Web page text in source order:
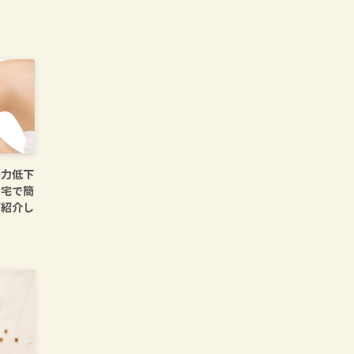
低下
で簡
介し